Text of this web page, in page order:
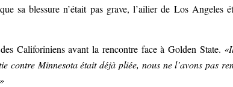
sa blessure n’était pas grave, l’ailier de Los Angeles
Califoriniens avant la rencontre face à Golden State.
contre Minnesota était déjà pliée, nous ne l’avons pas